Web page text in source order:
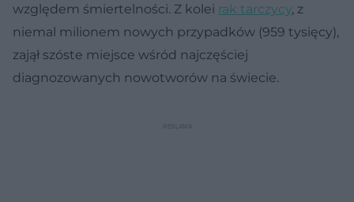
względem śmiertelności. Z kolei rak tarczycy, z
niemal milionem nowych przypadków (959 tysięcy),
zajął szóste miejsce wśród najczęściej
diagnozowanych nowotworów na świecie.